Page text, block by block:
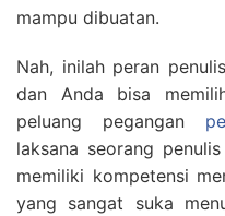
mampu dibuatan.
Nah, inilah peran
dan Anda bisa
peluang pegangan
laksana seorang
memiliki kompetensi
yang sangat suka